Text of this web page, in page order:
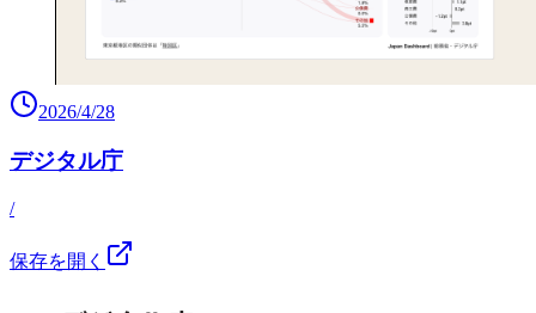
2026/4/28
デジタル庁
/
保存を開く